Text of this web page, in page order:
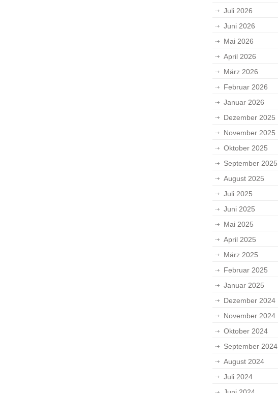
Juli 2026
Juni 2026
Mai 2026
April 2026
März 2026
Februar 2026
Januar 2026
Dezember 2025
November 2025
Oktober 2025
September 2025
August 2025
Juli 2025
Juni 2025
Mai 2025
April 2025
März 2025
Februar 2025
Januar 2025
Dezember 2024
November 2024
Oktober 2024
September 2024
August 2024
Juli 2024